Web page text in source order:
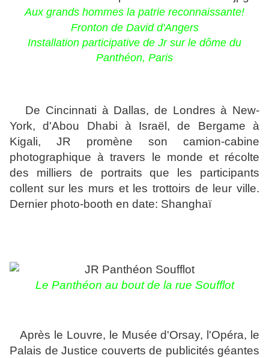
Aux grands hommes la patrie reconnaissante!
Fronton de David d'Angers
Installation participative de Jr sur le dôme du
Panthéon, Paris
De Cincinnati à Dallas, de Londres à New-
York, d'Abou Dhabi à Israël, de Bergame à
Kigali, JR promène son camion-cabine
photographique à travers le monde et récolte
des milliers de portraits que les participants
collent sur les murs et les trottoirs de leur ville.
Dernier photo-booth en date: Shanghaï
Le Panthéon au bout de la rue Soufflot
Après le Louvre, le Musée d'Orsay, l'Opéra, le
Palais de Justice couverts de publicités géantes